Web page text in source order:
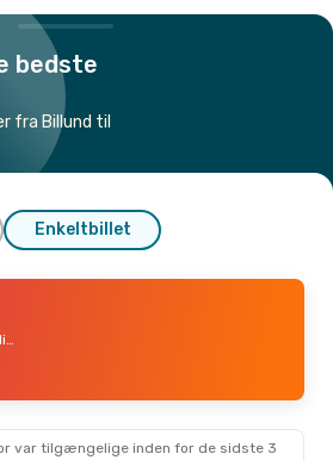
bedste
fra Billund til
Enkeltbillet
Klm Royal Dutch Airlines
Klm Royal Dutch Airlines
var tilgængelige inden for de sidste 3